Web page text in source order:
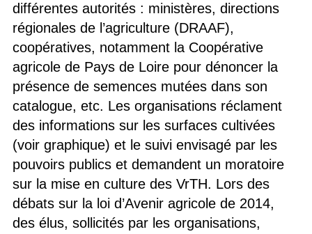
différentes autorités : ministères, directions
régionales de l’agriculture (DRAAF),
coopératives, notamment la Coopérative
agricole de Pays de Loire pour dénoncer la
présence de semences mutées dans son
catalogue, etc. Les organisations réclament
des informations sur les surfaces cultivées
(voir graphique) et le suivi envisagé par les
pouvoirs publics et demandent un moratoire
sur la mise en culture des VrTH. Lors des
débats sur la loi d’Avenir agricole de 2014,
des élus, sollicités par les organisations,